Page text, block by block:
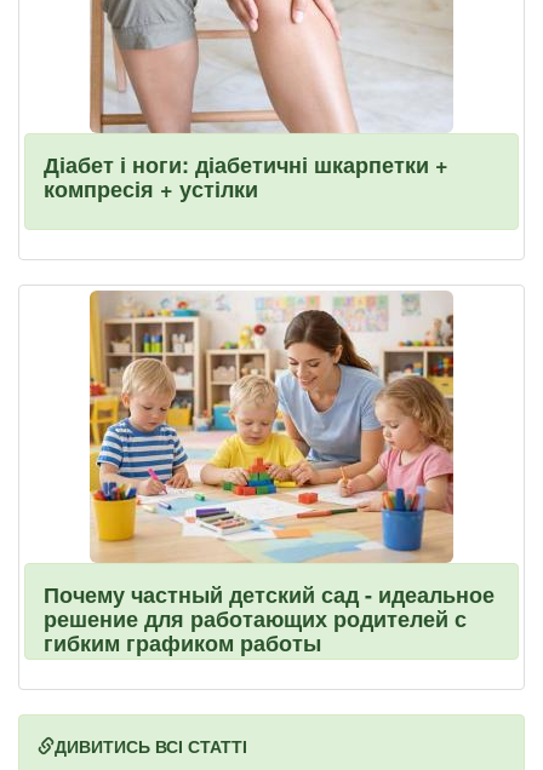
Діабет і ноги: діабетичні шкарпетки +
компресія + устілки
Почему частный детский сад - идеальное
решение для работающих родителей с
гибким графиком работы
ДИВИТИСЬ ВСІ СТАТТІ